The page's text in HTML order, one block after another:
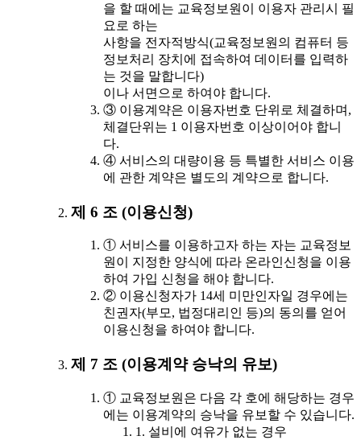
을 할 때에는 교육정보원이 이용자 관리시 필
요로 하는
사항을 전자적방식(교육정보원의 컴퓨터 등
정보처리 장치에 접속하여 데이터를 입력하
는 것을 말합니다)
이나 서면으로 하여야 합니다.
③ 이용계약은 이용자번호 단위로 체결하며,
체결단위는 1 이용자번호 이상이어야 합니
다.
④ 서비스의 대량이용 등 특별한 서비스 이용
에 관한 계약은 별도의 계약으로 합니다.
제 6 조 (이용신청)
① 서비스를 이용하고자 하는 자는 교육정보
원이 지정한 양식에 따라 온라인신청을 이용
하여 가입 신청을 해야 합니다.
② 이용신청자가 14세 미만인자일 경우에는
친권자(부모, 법정대리인 등)의 동의를 얻어
이용신청을 하여야 합니다.
제 7 조 (이용계약 승낙의 유보)
① 교육정보원은 다음 각 호에 해당하는 경우
에는 이용계약의 승낙을 유보할 수 있습니다.
1. 설비에 여유가 없는 경우